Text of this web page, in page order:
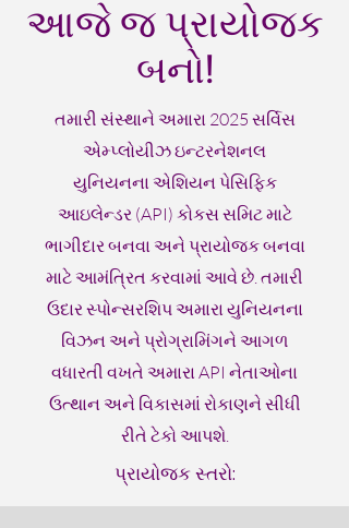
આજે જ પ્રાયોજક
બનો!
તમારી સંસ્થાને અમારા 2025 સર્વિસ
એમ્પ્લોયીઝ ઇન્ટરનેશનલ
યુનિયનના એશિયન પેસિફિક
આઇલેન્ડર (API) કોકસ સમિટ માટે
ભાગીદાર બનવા અને પ્રાયોજક બનવા
માટે આમંત્રિત કરવામાં આવે છે. તમારી
ઉદાર સ્પોન્સરશિપ અમારા યુનિયનના
વિઝન અને પ્રોગ્રામિંગને આગળ
વધારતી વખતે અમારા API નેતાઓના
ઉત્થાન અને વિકાસમાં રોકાણને સીધી
રીતે ટેકો આપશે.
પ્રાયોજક સ્તરો: